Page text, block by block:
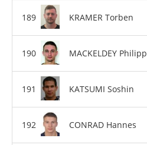
KRAMER Torben
MACKELDEY Philipp
KATSUMI Soshin
CONRAD Hannes